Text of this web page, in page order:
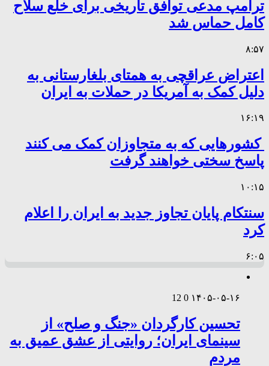
ترامپ مدعی توافق تاریخی برای خلع سلاح
کامل حماس شد
۸:۵۷
اعتراض عراقچی به همتای بلغارستانی به
دلیل کمک به آمریکا در حملات به ایران
۱۶:۱۹
کشورهایی که به متجاوزان کمک می کنند
پاسخ سختی خواهند گرفت
۱۰:۱۵
سنتکام پایان تجاوز جدید به ایران را اعلام
کرد
۶:۰۵
۱۴۰۵-۰۵-۱۶ 0
12
تحسین کارگردان «جنگ و صلح» از
سینمای ایران؛ روایتی از عشق عمیق به
مردم